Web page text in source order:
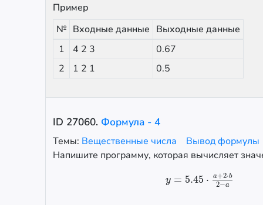
Пример
№ Входные данные Выходные данные
1
4 2 3
0.67
2
1 2 1 0.5
ID 27060. Формула - 4
Темы: Вещественные числа
Вывод формулы
Напишите программу, которая вычисляет
y = 5.45 ⋅ a+2⋅b
2−a
y=5.45⋅a + 2⋅b2−